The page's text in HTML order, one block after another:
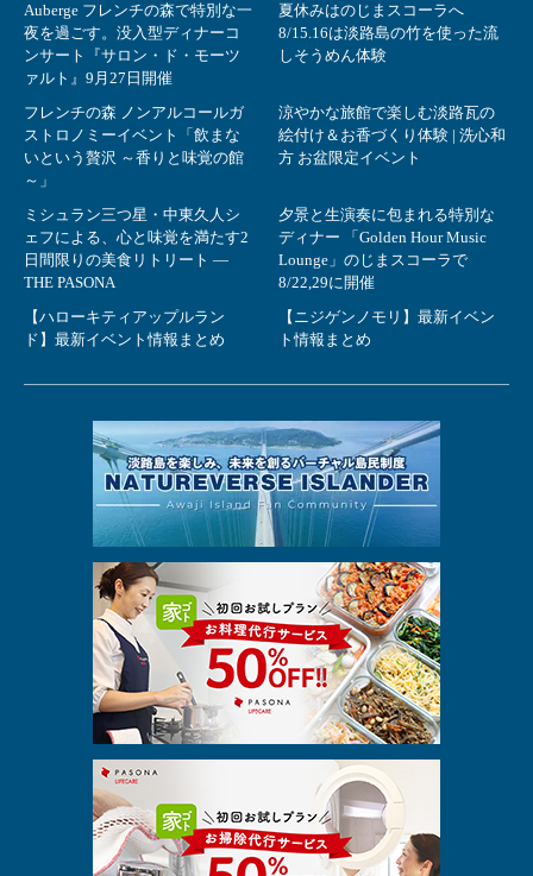
Auberge フレンチの森で特別な一
夜を過ごす。没入型ディナーコ
ンサート『サロン・ド・モーツ
ァルト』9月27日開催
夏休みはのじまスコーラへ
8/15.16は淡路島の竹を使った流
しそうめん体験
フレンチの森 ノンアルコールガ
ストロノミーイベント「飲まな
いという贅沢 ～香りと味覚の館
～」
涼やかな旅館で楽しむ淡路瓦の
絵付け＆お香づくり体験 | 洗心和
方 お盆限定イベント
ミシュラン三つ星・中東久人シ
ェフによる、心と味覚を満たす2
日間限りの美食リトリート ―
THE PASONA
夕景と生演奏に包まれる特別な
ディナー 「Golden Hour Music
Lounge」のじまスコーラで
8/22,29に開催
【ハローキティアップルラン
ド】最新イベント情報まとめ
【ニジゲンノモリ】最新イベン
ト情報まとめ